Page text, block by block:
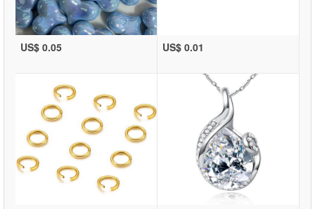
US$ 0.05 US$ 0.01